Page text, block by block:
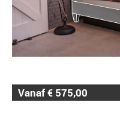
Vanaf € 575,00